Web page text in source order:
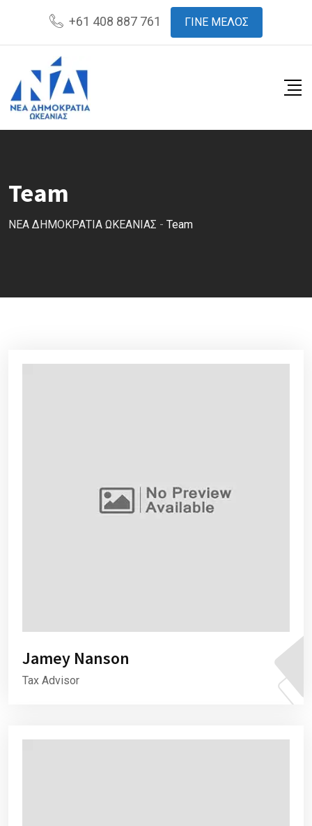
content
+61 408 887 761 ΓΙΝΕ ΜΕΛΟΣ
Team
ΝΕΑ ΔΗΜΟΚΡΑΤΙΑ ΩΚΕΑΝΙΑΣ - Team
Jamey Nanson
Tax Advisor